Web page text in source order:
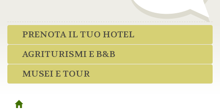
PRENOTA IL TUO HOTEL
AGRITURISMI E B&B
MUSEI E TOUR